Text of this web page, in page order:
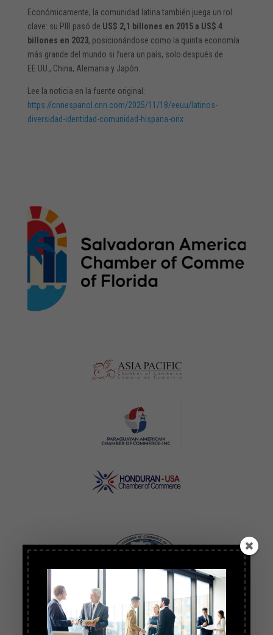
Económicamente, la comunidad latina también juega un rol
clave: su PIB pasó de US$ 2,1 billones en 2015 a US$ 4
billones en 2023, posicionándose como la quinta economía
más grande del mundo si fuera un país, solo después de
EE.UU., China, Alemania y Japón.
Lee la noticia en la fuente original:
https://cnnespanol.cnn.com/2025/11/18/eeuu/latinos-
diversidad-identidad-comunidad-hispana-orix